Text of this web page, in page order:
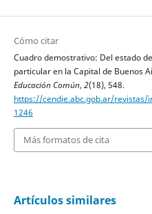
Cómo citar
Cuadro demostrativo: Del estado
particular en la Capital de Buenos
Educación Común, 2(18), 548.
https://cendie.abc.gob.ar/
1246
Más formatos de cita
Artículos similares